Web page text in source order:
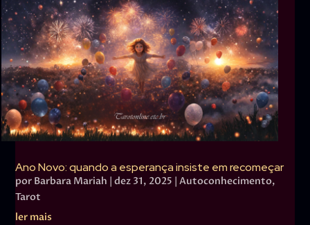
Ano Novo: quando a esperança insiste em recomeçar
por Barbara Mariah |dez 31, 2025 |Autoconhecimento,
Tarot
ler mais